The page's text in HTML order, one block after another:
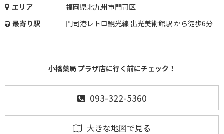
エリア
福岡県北九州市門司区
最寄り駅
門司港レトロ観光線 出光美術館駅 から徒歩6分
小橋薬局 プラザ店に行く前にチェック！
093-322-5360
大きな地図で見る